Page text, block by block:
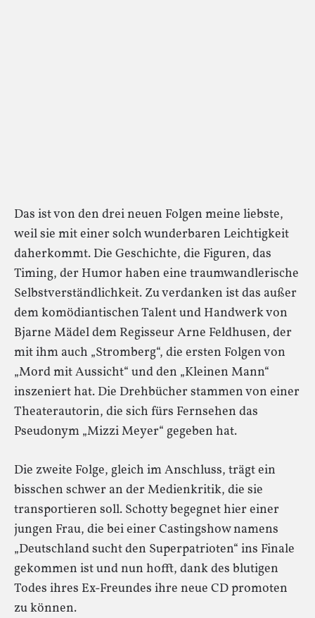
Das ist von den drei neuen Folgen meine liebste,
weil sie mit einer solch wunderbaren Leichtigkeit
daherkommt. Die Geschichte, die Figuren, das
Timing, der Humor haben eine traumwandlerische
Selbstverständlichkeit. Zu verdanken ist das außer
dem komödiantischen Talent und Handwerk von
Bjarne Mädel dem Regisseur Arne Feldhusen, der
mit ihm auch „Stromberg“, die ersten Folgen von
„Mord mit Aussicht“ und den „Kleinen Mann“
inszeniert hat. Die Drehbücher stammen von einer
Theaterautorin, die sich fürs Fernsehen das
Pseudonym „Mizzi Meyer“ gegeben hat.
Die zweite Folge, gleich im Anschluss, trägt ein
bisschen schwer an der Medienkritik, die sie
transportieren soll. Schotty begegnet hier einer
jungen Frau, die bei einer Castingshow namens
„Deutschland sucht den Superpatrioten“ ins Finale
gekommen ist und nun hofft, dank des blutigen
Todes ihres Ex-Freundes ihre neue CD promoten
zu können.